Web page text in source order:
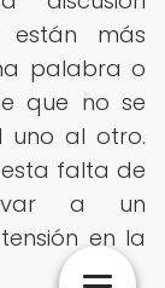
están más
palabra o
que no se
uno al otro.
esta falta de
a un
en la